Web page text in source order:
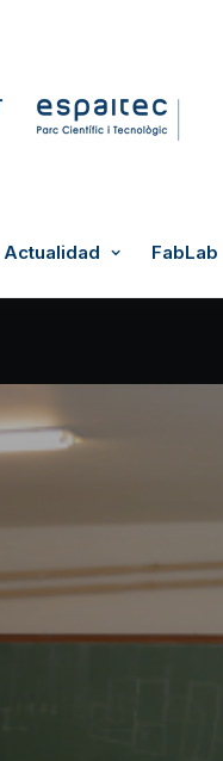
Actualidad FabLab